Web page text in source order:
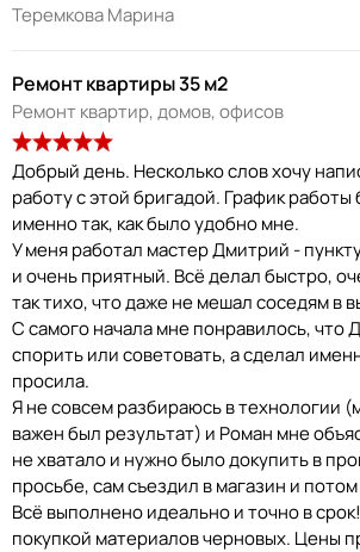
Теремкова Марина
Ремонт квартиры 35 м2
Ремонт квартир, домов, офисов
Добрый день. Несколько слов хочу
работу с этой бригадой. График
именно так, как было удобно мне.
У меня работал мастер Дмитрий -
и очень приятный. Всё делал быстро,
так тихо, что даже не мешал соседям в
С самого начала мне понравилось, что
спорить или советовать, а сделал
просила.
Я не совсем разбираюсь в технологии
важен был результат) и Роман мне
не хватало и нужно было докупить в
просьбе, сам съездил в магазин и
Всё выполнено идеально и точно в
покупкой материалов черновых. Цены